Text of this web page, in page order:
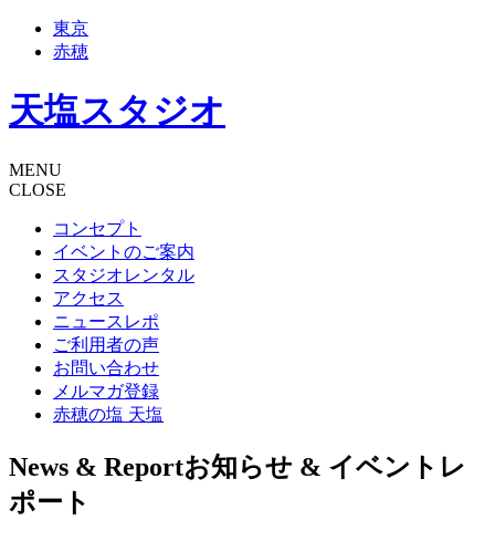
東京
赤穂
天塩スタジオ
MENU
CLOSE
コンセプト
イベントのご案内
スタジオレンタル
アクセス
ニュースレポ
ご利用者の声
お問い合わせ
メルマガ登録
赤穂の塩 天塩
News & Reportお知らせ & イベントレ
ポート